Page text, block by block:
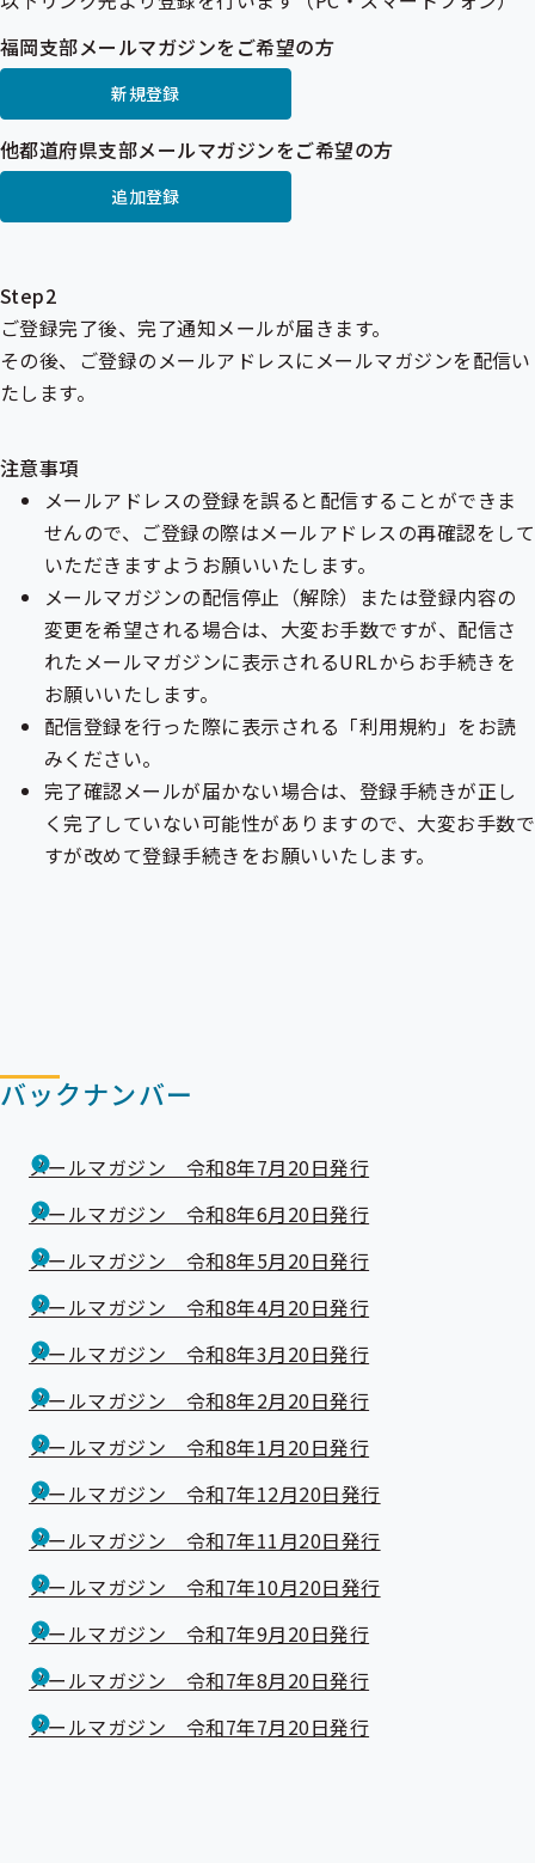
福岡支部メールマガジンをご希望の方
新規登録
他都道府県支部メールマガジンをご希望の方
追加登録
Step2
ご登録完了後、完了通知メールが届きます。
その後、ご登録のメールアドレスにメールマガジンを配信い
たします。
注意事項
メールアドレスの登録を誤ると配信することができま
せんので、ご登録の際はメールアドレスの再確認をして
いただきますようお願いいたします。
メールマガジンの配信停止（解除）または登録内容の
変更を希望される場合は、大変お手数ですが、配信さ
れたメールマガジンに表示されるURLからお手続きを
お願いいたします。
配信登録を行った際に表示される「利用規約」をお読
みください。
完了確認メールが届かない場合は、登録手続きが正し
く完了していない可能性がありますので、大変お手数で
すが改めて登録手続きをお願いいたします。
バックナンバー
メールマガジン 令和8年7月20日発行
メールマガジン 令和8年6月20日発行
メールマガジン 令和8年5月20日発行
メールマガジン 令和8年4月20日発行
メールマガジン 令和8年3月20日発行
メールマガジン 令和8年2月20日発行
メールマガジン 令和8年1月20日発行
メールマガジン 令和7年12月20日発行
メールマガジン 令和7年11月20日発行
メールマガジン 令和7年10月20日発行
メールマガジン 令和7年9月20日発行
メールマガジン 令和7年8月20日発行
メールマガジン 令和7年7月20日発行